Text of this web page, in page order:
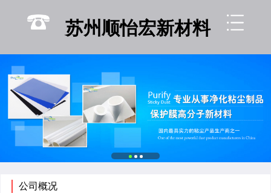
苏州顺怡宏新材料
公司概况